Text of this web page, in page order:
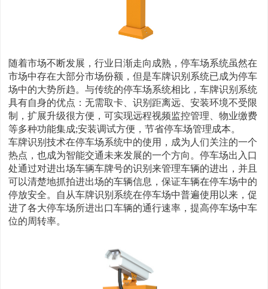
随着市场不断发展，行业日渐走向成熟，停车场系统虽然在
市场中存在大部分市场份额，但是车牌识别系统已成为停车
场中的大势所趋。与传统的停车场系统相比，车牌识别系统
具有自身的优点：无需取卡、识别距离远、安装环境不受限
制，扩展升级很方便，可实现远程视频监控管理、物业缴费
等多种功能集成;安装调试方便，节省停车场管理成本。
车牌识别技术在停车场系统中的使用，成为人们关注的一个
热点，也成为智能交通未来发展的一个方向。停车场出入口
处通过对进出场车辆车牌号的识别来管理车辆的进出，并且
可以清楚地抓拍进出场的车辆信息，保证车辆在停车场中的
停放安全。自从车牌识别系统在停车场中普遍使用以来，促
进了各大停车场所进出口车辆的通行速率，提高停车场中车
位的周转率。